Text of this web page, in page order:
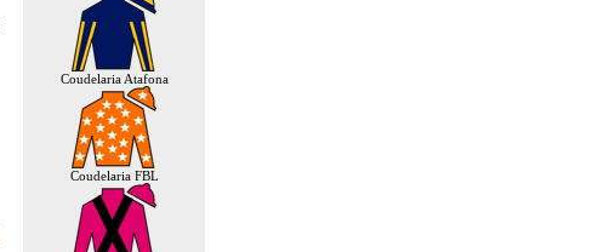
Coudelaria Atafona
Coudelaria FBL